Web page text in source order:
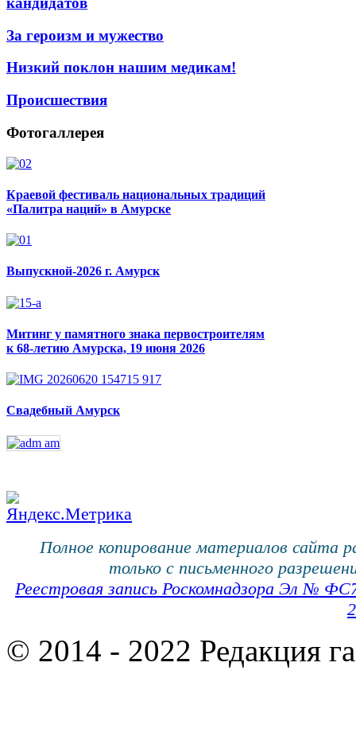
За героизм и мужество
Низкий поклон нашим медикам!
Происшествия
Фотогаллерея
Краевой фестиваль национальных традиций
«Палитра наций» в Амурске
Выпускной-2026 г. Амурск
Митинг у памятного знака первостроителям
к 68-летию Амурска, 19 июня 2026
Свадебный Амурск
Полное копирование материалов сайта
только с письменного
Реестровая запись Роскомнадзора Эл №
© 2014 - 2022 Редакция